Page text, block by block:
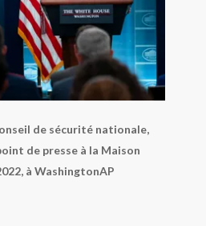
de sécurité nationale,
de presse à la Maison
à WashingtonAP